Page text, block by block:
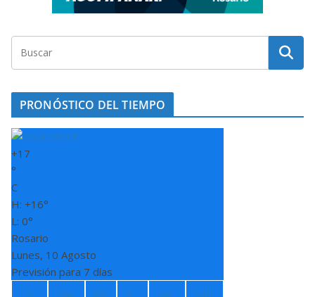
PRONÓSTICO DEL TIEMPO
+17
°
C
H: +16°
L: 0°
Rosario
Lunes, 10 Agosto
Previsión para 7 días
Do
Mar Mi Ju Vie Sáb